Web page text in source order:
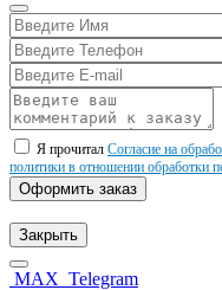
Я прочитал Согласие на
политики в отношении обработки
Оформить заказ
Закрыть
MAX Telegram